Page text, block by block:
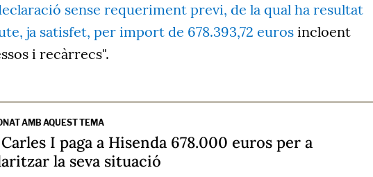
sense requeriment previ, de la qual ha resultat
ja satisfet, per import de 678.393,72 euros incloent
i recàrrecs".
AMB AQUEST TEMA
I paga a Hisenda 678.000 euros per a
la seva situació